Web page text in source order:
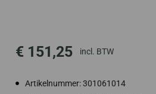
€ 151,25 incl. BTW
Artikelnummer: 301061014